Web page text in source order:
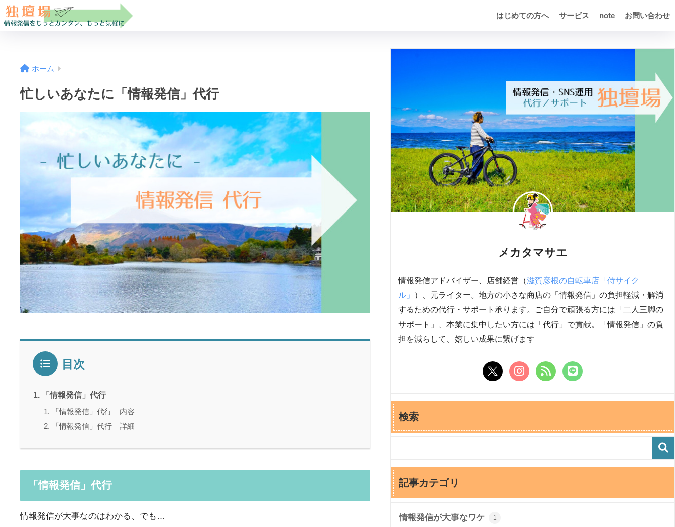
はじめての方へ サービス note お問い合わせ
ホーム
忙しいあなたに「情報発信」代行
目次
「情報発信」代行
「情報発信」代行 内容
「情報発信」代行 詳細
「情報発信」代行
情報発信が大事なのはわかる、でも…
メカタマサエ
情報発信アドバイザー、店舗経営（滋賀彦根の自転車店「侍サイク
ル」
）、元ライター。地方の小さな商店の「情報発信」の負担軽減・解消
するための代行・サポート承ります。ご自分で頑張る方には「二人三脚の
サポート」、本業に集中したい方には「代行」で貢献。「情報発信」の負
担を減らして、嬉しい成果に繋げます
検索
記事カテゴリ
情報発信が大事なワケ 1